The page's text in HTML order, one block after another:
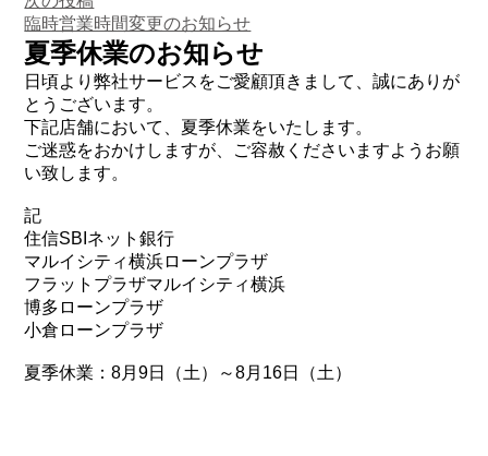
ナ
ビ
ゲ
ー
シ
ョ
ン
稿:
の
投
稿:
臨時営業時間変更のお知らせ
夏季休業のお知らせ
日頃より弊社サービスをご愛顧頂きまして、誠にありが
とうございます。
下記店舗において、夏季休業をいたします。
ご迷惑をおかけしますが、ご容赦くださいますようお願
い致します。
記
住信SBIネット銀行
マルイシティ横浜ローンプラザ
フラットプラザマルイシティ横浜
博多ローンプラザ
小倉ローンプラザ
夏季休業：8月9日（土）～8月16日（土）